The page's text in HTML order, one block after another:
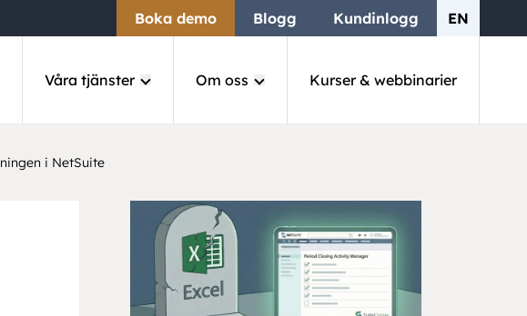
Boka demo Blogg Kundinlogg EN
Våra tjänster Om oss Kurser & webbinarier
i NetSuite